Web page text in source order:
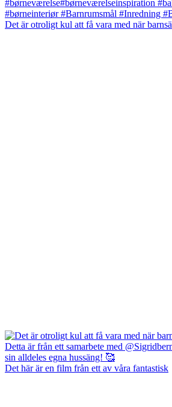
Det är otroligt kul att få vara med när barnsä
Det här är en film från ett av våra fantastisk